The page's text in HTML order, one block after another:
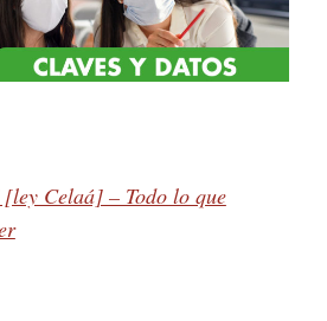
Celaá] – Todo lo que